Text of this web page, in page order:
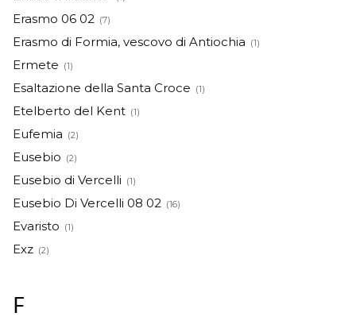
Erasmo 06 02 (7)
Erasmo di Formia, vescovo di Antiochia (1)
Ermete (1)
Esaltazione della Santa Croce (1)
Etelberto del Kent (1)
Eufemia (2)
Eusebio (2)
Eusebio di Vercelli (1)
Eusebio Di Vercelli 08 02 (16)
Evaristo (1)
Exz (2)
F